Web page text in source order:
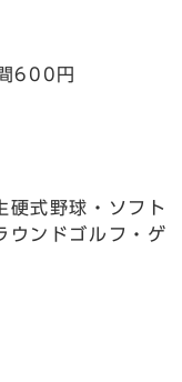
600円
硬式野球・ソフト
ウンドゴルフ・ゲ